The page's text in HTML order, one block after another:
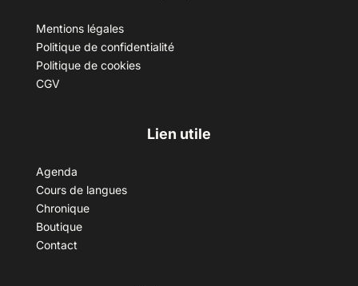
Mentions légales
Politique de confidentialité
Politique de cookies
CGV
Lien utile
Agenda
Cours de langues
Chronique
Boutique
Contact